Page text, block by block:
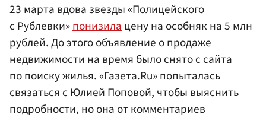
23 марта вдова звезды «Полицейского
с Рублевки»понизилацену на особняк на 5 млн
рублей. До этого объявление о продаже
недвижимости на время было снято с сайта
по поиску жилья. «Газета.Ru» попыталась
связаться сЮлией Поповой, чтобы выяснить
подробности, но она от комментариев